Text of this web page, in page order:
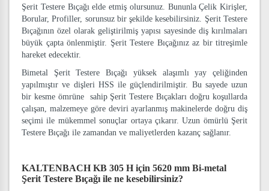
Şerit Testere Bıçağı elde etmiş olursunuz. Bununla Çelik Kirişler,
Borular, Profiller, sorunsuz bir şekilde kesebilirsiniz. Şerit Testere
Bıçağının özel olarak geliştirilmiş yapısı sayesinde diş kırılmaları
büyük çapta önlenmiştir. Şerit Testere Bıçağınız az bir titreşimle
hareket edecektir.
Bimetal Şerit Testere Bıçağı yüksek alaşımlı yay çeliğinden
yapılmıştır ve dişleri HSS ile güçlendirilmiştir. Bu sayede uzun
bir kesme ömrüne sahip Şerit Testere Bıçakları doğru koşullarda
çalışan, malzemeye göre deviri ayarlanmış makinelerde doğru diş
seçimi ile mükemmel sonuçlar ortaya çıkarır. Uzun ömürlü Şerit
Testere Bıçağı ile zamandan ve maliyetlerden kazanç sağlanır.
KALTENBACH KB 305 H için 5620 mm Bi-metal
Şerit Testere Bıçağı ile ne kesebilirsiniz?